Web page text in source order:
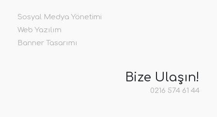
Sosyal Medya Yönetimi
Web Yazılım
Banner Tasarımı
Bize Ulaşın!
0216 574 61 44